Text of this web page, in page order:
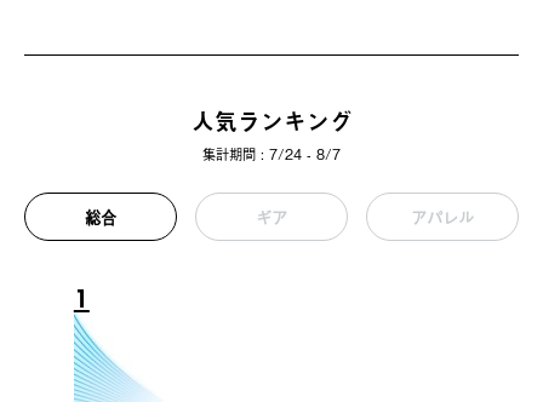
人気ランキング
集計期間 : 7/24 - 8/7
総合 ギア アパレル
1